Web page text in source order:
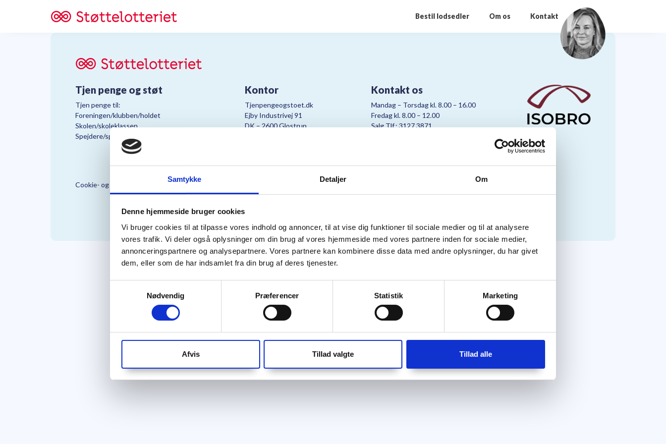
Samtykke Detaljer Om
Denne hjemmeside bruger cookies
Vi bruger cookies til at tilpasse vores indhold og annoncer, til at vise dig funktioner til sociale medier og til at analysere
vores trafik. Vi deler også oplysninger om din brug af vores hjemmeside med vores partnere inden for sociale medier,
annonceringspartnere og analysepartnere. Vores partnere kan kombinere disse data med andre oplysninger, du har givet
dem, eller som de har indsamlet fra din brug af deres tjenester.
Nødvendig
Præferencer Statistik Marketing
Afvis Tillad valgte Tillad alle
Bestil lodsedler Om os Kontakt
Tjen penge og støt
Tjen penge til:
Foreningen/klubben/holdet
Skolen/skoleklassen
Spejdere/spejdergruppen/FDF’ere, m.fl.
Kontor
Tjenpengeogstoet.dk
Ejby Industrivej 91
DK – 2600 Glostrup
Kontakt os
Mandag – Torsdag kl. 8.00 – 16.00
Fredag kl. 8.00 – 12.00
Salg Tlf.: 3127 3871
Cookie- og Persondatapolitik